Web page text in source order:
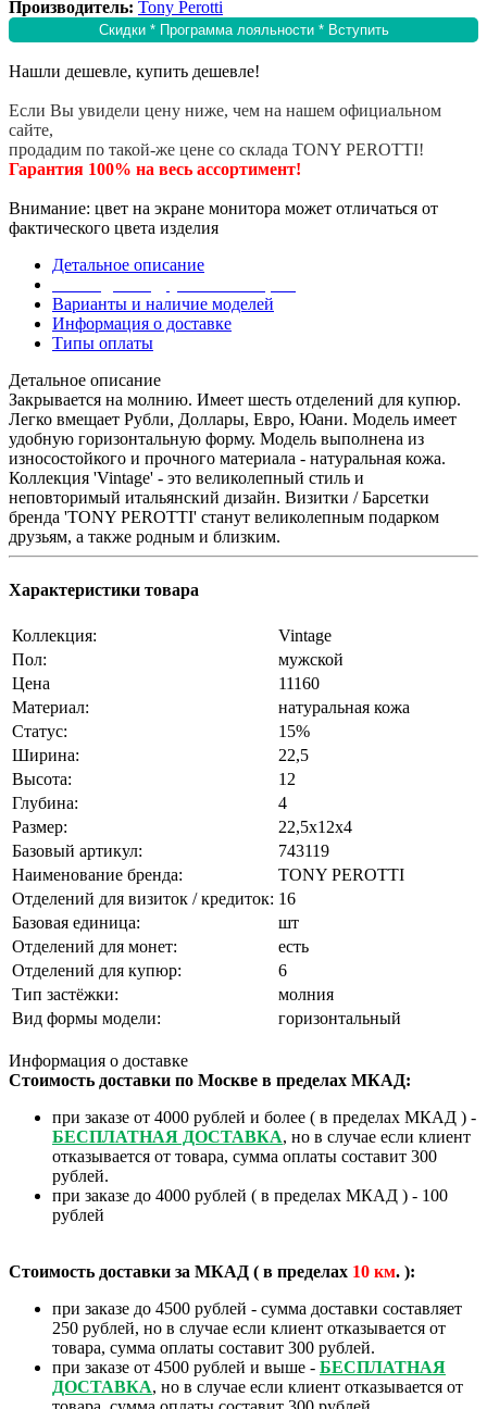
Производитель: Tony Perotti
Скидки * Программа лояльности * Вступить
Нашли дешевле, купить дешевле!
Если Вы увидели цену ниже, чем на нашем официальном
сайте,
продадим по такой-же цене со склада TONY PEROTTI!
Гарантия 100% на весь ассортимент!
Внимание: цвет на экране монитора может отличаться от
фактического цвета изделия
Детальное описание
Варианты и наличие моделей
Информация о доставке
Типы оплаты
Детальное описание
Закрывается на молнию. Имеет шесть отделений для купюр.
Легко вмещает Рубли, Доллары, Евро, Юани. Модель имеет
удобную горизонтальную форму. Модель выполнена из
износостойкого и прочного материала - натуральная кожа.
Коллекция 'Vintage' - это великолепный стиль и
неповторимый итальянский дизайн. Визитки / Барсетки
бренда 'TONY PEROTTI' станут великолепным подарком
друзьям, а также родным и близким.
Характеристики товара
Коллекция:
Vintage
Пол:
мужской
Цена
11160
Материал:
натуральная кожа
Статус:
15%
Ширина:
22,5
Высота:
12
Глубина:
4
Размер:
22,5x12x4
Базовый артикул:
743119
Наименование бренда:
TONY PEROTTI
Отделений для визиток / кредиток: 16
Базовая единица:
шт
Отделений для монет:
есть
Отделений для купюр:
6
Тип застёжки:
молния
Вид формы модели:
горизонтальный
Информация о доставке
Стоимость доставки по Москве в пределах МКАД:
при заказе от 4000 рублей и более ( в пределах МКАД ) -
БЕСПЛАТНАЯ ДОСТАВКА, но в случае если клиент
отказывается от товара, сумма оплаты составит 300
рублей.
при заказе до 4000 рублей ( в пределах МКАД ) - 100
рублей
Стоимость доставки за МКАД ( в пределах 10 км. ):
при заказе до 4500 рублей - сумма доставки составляет
250 рублей, но в случае если клиент отказывается от
товара, сумма оплаты составит 300 рублей.
при заказе от 4500 рублей и выше - БЕСПЛАТНАЯ
ДОСТАВКА, но в случае если клиент отказывается от